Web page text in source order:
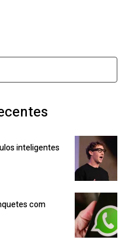
inteligentes
com